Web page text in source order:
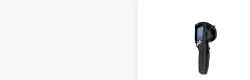
Прошивка (Обновление ПО)
Ремонт платы управления